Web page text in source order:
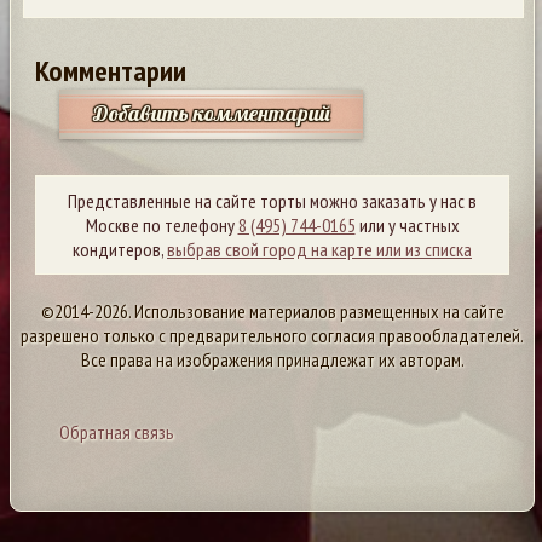
Комментарии
Добавить комментарий
Представленные на сайте торты можно заказать у нас в
Москве по телефону8 (495) 744-0165 или у частных
кондитеров,выбрав свой город на карте или из списка
©2014-2026. Использование материалов размещенных на сайте
разрешено только с предварительного согласия правообладателей.
Все права на изображения принадлежат их авторам.
Обратная связь